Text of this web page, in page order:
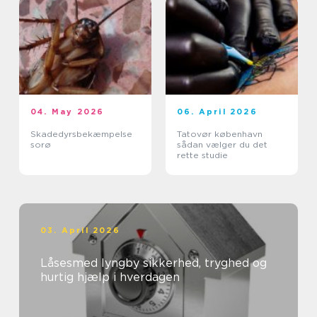
04. May 2026
Skadedyrsbekæmpelse
sorø
06. April 2026
Tatovør københavn
sådan vælger du det
rette studie
03. April 2026
Låsesmed lyngby sikkerhed, tryghed og
hurtig hjælp i hverdagen